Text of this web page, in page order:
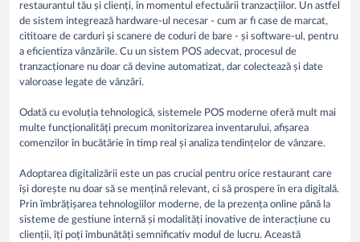
restaurantul tău și clienți, în momentul efectuării tranzacțiilor. Un astfel
de sistem integrează hardware-ul necesar - cum ar fi case de marcat,
cititoare de carduri și scanere de coduri de bare - și software-ul, pentru
a eficientiza vânzările. Cu un sistem POS adecvat, procesul de
tranzacționare nu doar că devine automatizat, dar colectează și date
valoroase legate de vânzări.
Odată cu evoluția tehnologică, sistemele POS moderne oferă mult mai
multe funcționalități precum monitorizarea inventarului, afișarea
comenzilor în bucătărie în timp real și analiza tendințelor de vânzare.
Adoptarea digitalizării este un pas crucial pentru orice restaurant care
își dorește nu doar să se mențină relevant, ci să prospere în era digitală.
Prin îmbrățișarea tehnologiilor moderne, de la prezența online până la
sisteme de gestiune internă și modalități inovative de interacțiune cu
clienții, îți poți îmbunătăți semnificativ modul de lucru. Această